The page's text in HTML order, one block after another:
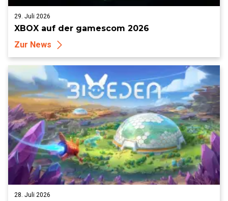
29. Juli 2026
XBOX auf der gamescom 2026
Zur News
28. Juli 2026